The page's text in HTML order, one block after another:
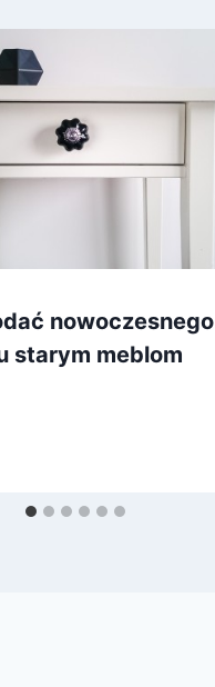
nowoczesnego
starym meblom